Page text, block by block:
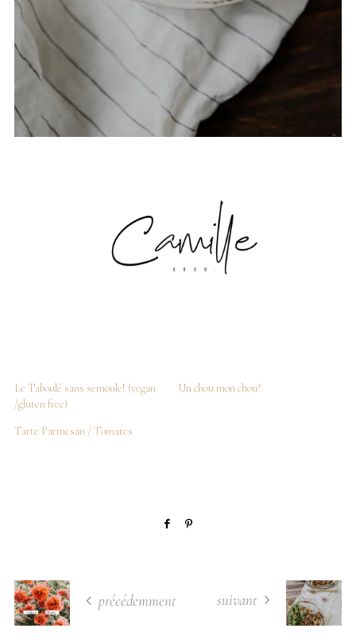
Le Taboulé sans semoule! (vegan
/gluten free)
Un chou mon chou?
Tarte Parmesan / Tomates
précédemment suivant